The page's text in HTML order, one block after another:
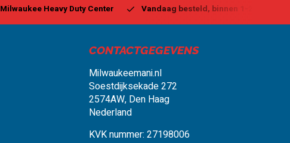
Milwaukee Heavy Duty Center Vandaag besteld, binnen 1-2 dagen
CONTACTGEGEVENS
Milwaukeemani.nl
Soestdijksekade 272
2574AW, Den Haag
Nederland
KVK nummer: 27198006